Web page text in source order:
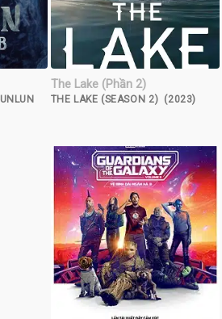
The Lake (Phần 2)
THE LAKE (SEASON 2) (2023)